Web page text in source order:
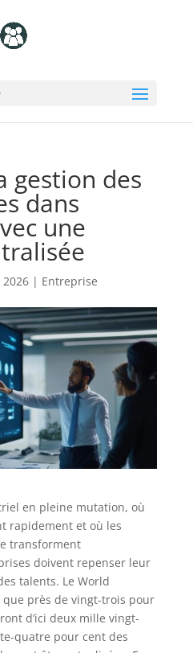
gestion des
dans
une
2026| Entreprise
en pleine mutation, où
rapidement et où les
transforment
doivent repenser leur
talents. Le World
que près de vingt-trois pour
d’ici deux mille vingt-
quatre pour cent des